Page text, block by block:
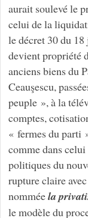
aurait soulevé le
celui de la
le décret 30 du
devient propriété
anciens biens du
Ceauşescu,
peuple », à la
comptes,
« fermes du parti
comme dans celui
politiques du
rupture claire
nomméela
le modèle du